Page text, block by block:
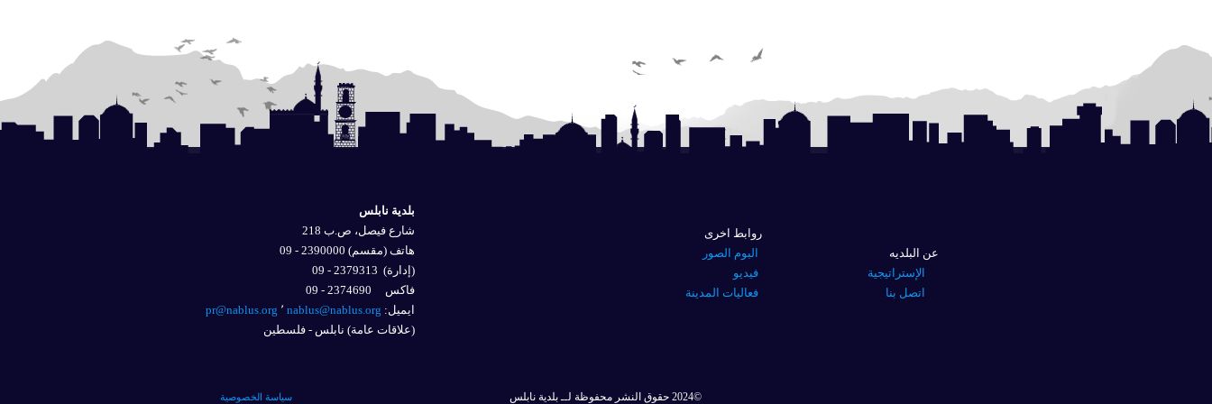
بلدية نابلس
شارع فيصل، ص.ب 218
هاتف (مقسم) 2390000 - 09
(إدارة)2379313 - 09
فاكس 2374690 - 09
ايميل: nablus@nablus.org٬
pr@nablus.org
(علاقات عامة) نابلس - فلسطين
عن البلديه
الإستراتيجية
اتصل بنا
روابط اخرى
البوم الصور
فيديو
فعاليات المدينة
سياسة الخصوصية ©2024 حقوق النشر محفوظة لــ بلدية نابلس